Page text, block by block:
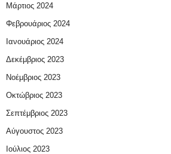
Μάρτιος 2024
Φεβρουάριος 2024
Ιανουάριος 2024
Δεκέμβριος 2023
Νοέμβριος 2023
Οκτώβριος 2023
Σεπτέμβριος 2023
Αύγουστος 2023
Ιούλιος 2023